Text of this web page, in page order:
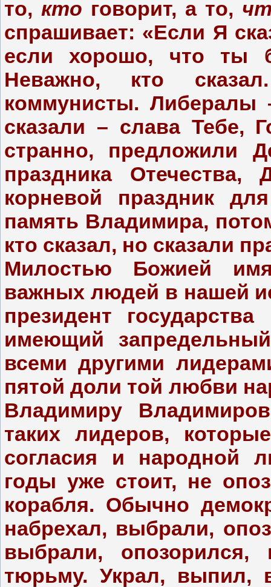
то, кто говорит, а то,
спрашивает: «Если Я
если хорошо, что ты
Неважно, кто
коммунисты. Либералы
сказали – слава Тебе,
странно, предложили
праздника
корневой праздник
память Владимира,
кто сказал, но сказали
Милостью Божией
важных людей в нашей
президент
имеющий
всеми другими
пятой доли той любви
Владимиру
таких лидеров,
согласия и народной
годы уже стоит, не
корабля. Обычно
набрехал, выбрали,
выбрали,
тюрьму. Украл, выпил,